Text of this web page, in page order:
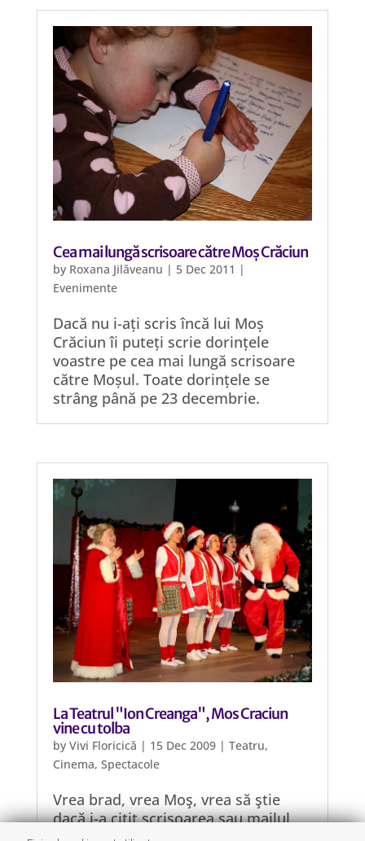
Cea mai lungă scrisoare către Moș Crăciun
by Roxana Jilăveanu | 5 Dec 2011 |
Evenimente
Dacă nu i-ați scris încă lui Moș
Crăciun îi puteți scrie dorințele
voastre pe cea mai lungă scrisoare
către Moșul. Toate dorințele se
strâng până pe 23 decembrie.
La Teatrul "Ion Creanga", Mos Craciun
vine cu tolba
by Vivi Floricică | 15 Dec 2009| Teatru,
Cinema, Spectacole
Vrea brad, vrea Moş, vrea să ştie
dacă i-a citit scrisoarea sau mailul
(după caz), vrea Powerpuff verde,